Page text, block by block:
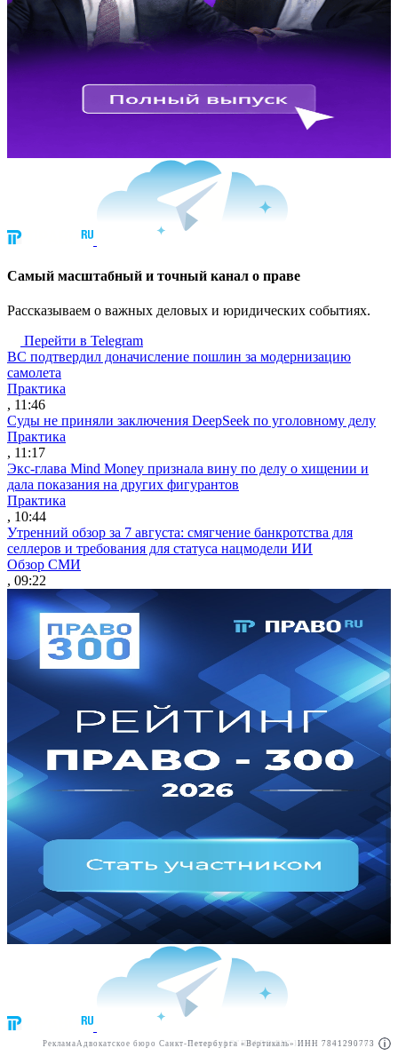
РекламаАО"ПРАВО.РУ" ИНН: 7708095468
Cамый масштабный и точный канал о праве
Рассказываем о важных деловых и юридических событиях.
Перейти в Telegram
ВС подтвердил доначисление пошлин за модернизацию
самолета
Практика
, 11:46
Суды не приняли заключения DeepSeek по уголовному делу
Практика
, 11:17
Экс-глава Mind Money признала вину по делу о хищении и
дала показания на других фигурантов
Практика
, 10:44
Утренний обзор за 7 августа: смягчение банкротства для
селлеров и требования для статуса нацмодели ИИ
Обзор СМИ
, 09:22
Реклама Адвокатское бюро Санкт-Петербурга «Вертикаль» ИНН 7841290773